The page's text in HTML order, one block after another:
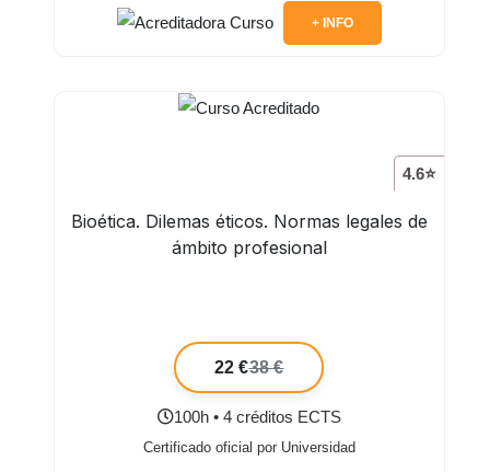
+ INFO
4.6⭐
Bioética. Dilemas éticos. Normas legales de
ámbito profesional
22 €38 €
100h • 4 créditos ECTS
Certificado oficial por Universidad